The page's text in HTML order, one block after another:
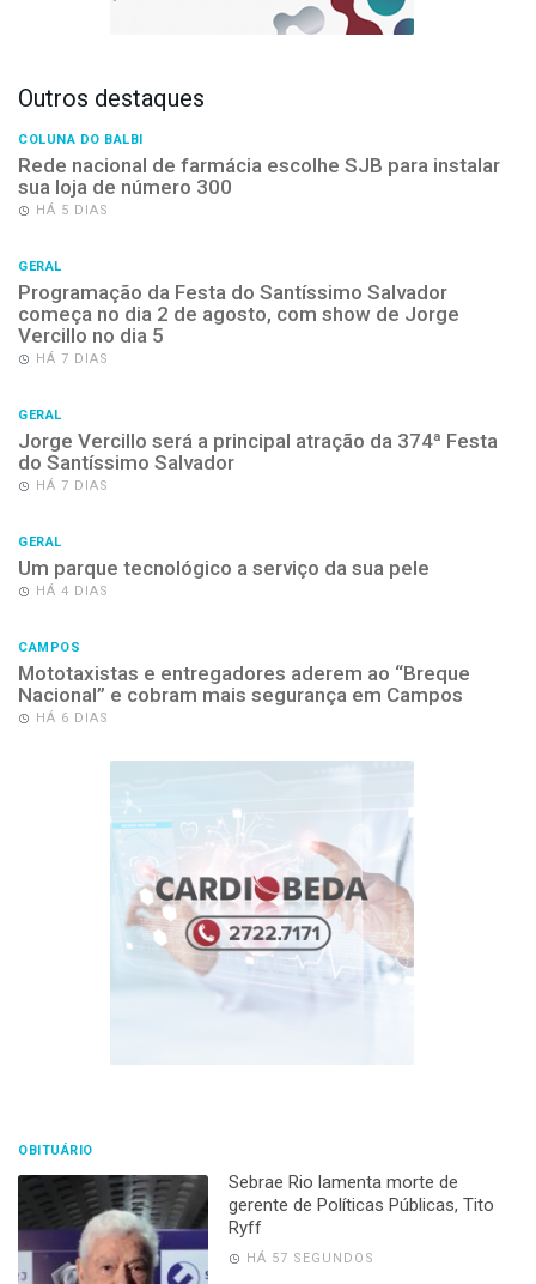
Outros destaques
COLUNA DO BALBI
Rede nacional de farmácia escolhe SJB para instalar
sua loja de número 300
HÁ 5 DIAS
GERAL
Programação da Festa do Santíssimo Salvador
começa no dia 2 de agosto, com show de Jorge
Vercillo no dia 5
HÁ 7 DIAS
GERAL
Jorge Vercillo será a principal atração da 374ª Festa
do Santíssimo Salvador
HÁ 7 DIAS
GERAL
Um parque tecnológico a serviço da sua pele
HÁ 4 DIAS
CAMPOS
Mototaxistas e entregadores aderem ao “Breque
Nacional” e cobram mais segurança em Campos
HÁ 6 DIAS
OBITUÁRIO
Sebrae Rio lamenta morte de
gerente de Políticas Públicas, Tito
Ryff
HÁ 57 SEGUNDOS